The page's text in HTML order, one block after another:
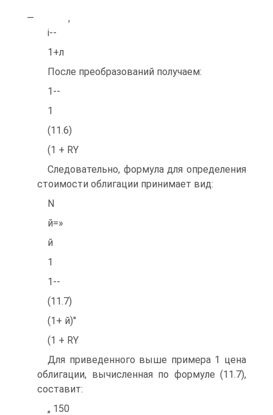
— ,
і--
1+л
После преобразований получаем:
1--
1
(11.6)
(1 + RY
Следовательно, формула для определения
стоимости облигации принимает вид:
N
й=»
й
1
1--
(11.7)
(1+ й)"
(1 + RY
Для приведенного выше примера 1 цена
облигации, вычисленная по формуле (11.7),
составит:
„ 150